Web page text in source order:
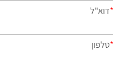
*דוא"ל
*טלפון